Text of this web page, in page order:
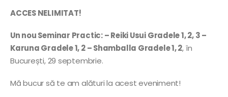
ACCES NELIMITAT!
Un nou Seminar Practic:– Reiki Usui Gradele 1, 2, 3 –
Karuna Gradele 1, 2 – Shamballa Gradele 1, 2, în
București, 29 septembrie.
Mă bucur să te am alături la acest eveniment!